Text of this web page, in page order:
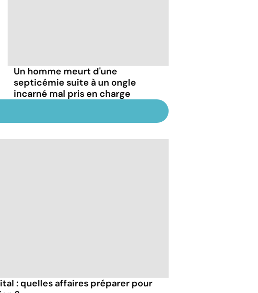
Un homme meurt d'une
septicémie suite à un ongle
incarné mal pris en charge
: quelles affaires préparer pour